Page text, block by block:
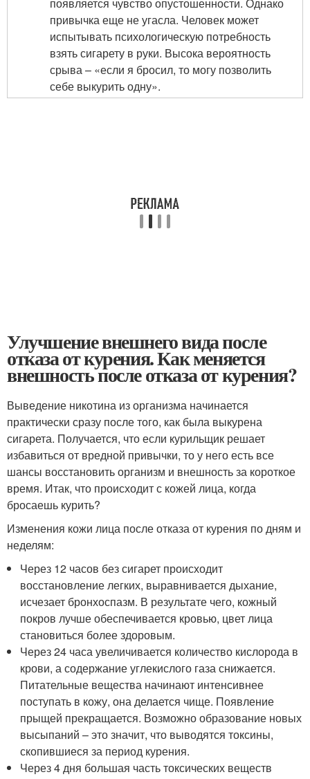
привычка еще не угасла. Человек может
испытывать психологическую потребность
взять сигарету в руки. Высока вероятность
срыва – «если я бросил, то могу позволить
себе выкурить одну».
Улучшение внешнего вида после
отказа от курения. Как меняется
внешность после отказа от курения?
Выведение никотина из организма начинается
практически сразу после того, как была выкурена
сигарета. Получается, что если курильщик решает
избавиться от вредной привычки, то у него есть все
шансы восстановить организм и внешность за короткое
время. Итак, что происходит с кожей лица, когда
бросаешь курить?
Изменения кожи лица после отказа от курения по дням и
неделям:
Через 12 часов без сигарет происходит
восстановление легких, выравнивается дыхание,
исчезает бронхоспазм. В результате чего, кожный
покров лучше обеспечивается кровью, цвет лица
становиться более здоровым.
Через 24 часа увеличивается количество кислорода в
крови, а содержание углекислого газа снижается.
Питательные вещества начинают интенсивнее
поступать в кожу, она делается чище. Появление
прыщей прекращается. Возможно образование новых
высыпаний – это значит, что выводятся токсины,
скопившиеся за период курения.
Через 4 дня большая часть токсических веществ